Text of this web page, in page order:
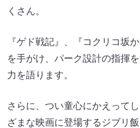
くさん。
『ゲド戦記』、『コクリコ坂
を手がけ、パーク設計の指揮
力を語ります。
さらに、つい童心にかえって
ざまな映画に登場するジブリ